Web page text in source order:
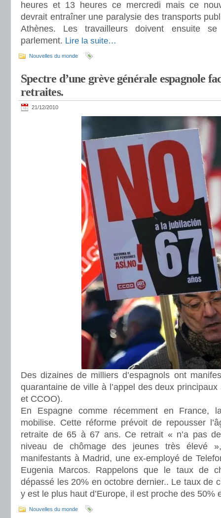
heures et 13 heures ce mercredi mais ce
devrait entraîner une paralysie des transports
Athènes. Les travailleurs doivent ensuite
parlement. Lire la suite…
Nouvelles du monde
Spectre d’une grève générale espagnole
retraites.
21/12/2010
Des dizaines de milliers d’espagnols ont
quarantaine de ville à l’appel des deux
et CCOO).
En Espagne comme récemment en France,
mobilise. Cette réforme prévoit de repousser
retraite de 65 à 67 ans. Ce retrait « n’a pas
niveau de chômage des jeunes très élevé
manifestants à Madrid, une ex-employé de
Eugenia Marcos. Rappelons que le taux de
dépassé les 20% en octobre dernier.. Le taux de
y est le plus haut d’Europe, il est proche des 50%
Nouvelles du monde